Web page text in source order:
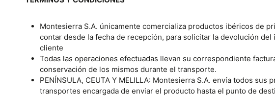
Montesierra S.A. únicamente comercializa productos ibéricos de
contar desde la fecha de recepción, para solicitar la devolución
cliente
Todas las operaciones efectuadas llevan su correspondiente
conservación de los mismos durante el transporte.
PENÍNSULA, CEUTA Y MELILLA: Montesierra S.A. envía todos
transportes encargada de enviar el producto hasta el punto de